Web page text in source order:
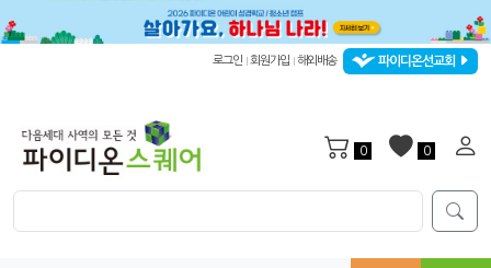
로그인 회원가입 해외배송 파이디온선교회
0 0